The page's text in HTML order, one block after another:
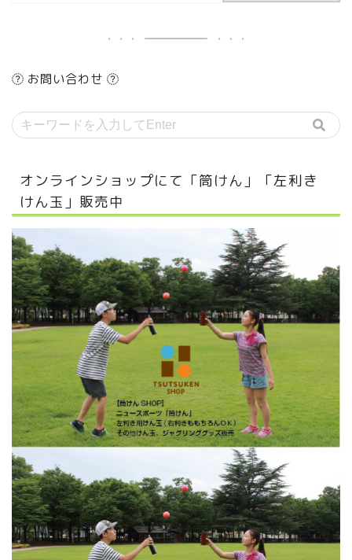
お問い合わせ
オンラインショップにて「筒けん」「左利き
けん玉」販売中